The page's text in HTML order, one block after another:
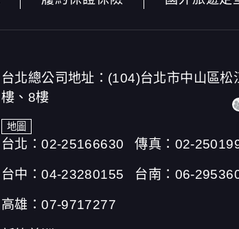
台北總公司地址：(104)台北市中山區松
樓、8樓
地圖
台北：02-25166630 傳真：02-
台中：04-23280155 台南：06-
高雄：07-9717277